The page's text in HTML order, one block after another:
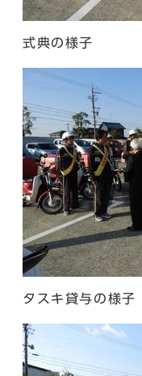
式典の様子
タスキ貸与の様子